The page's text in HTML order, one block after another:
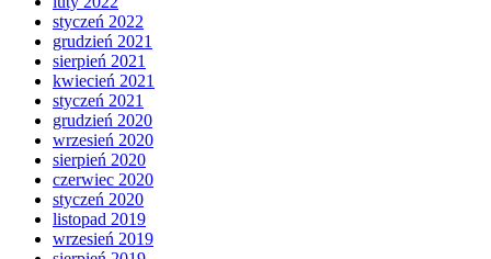
styczeń 2022
grudzień 2021
sierpień 2021
kwiecień 2021
styczeń 2021
grudzień 2020
wrzesień 2020
sierpień 2020
czerwiec 2020
styczeń 2020
listopad 2019
wrzesień 2019